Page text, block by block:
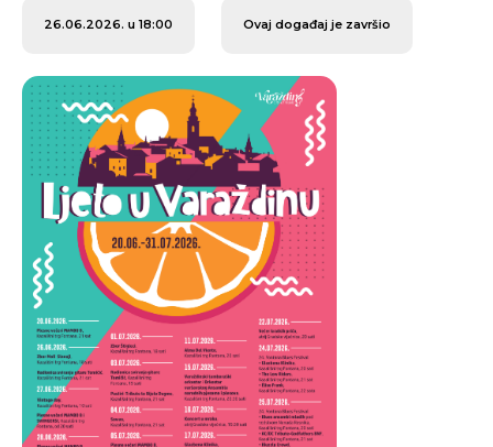
26.06.2026. u 18:00 Ovaj događaj je završio